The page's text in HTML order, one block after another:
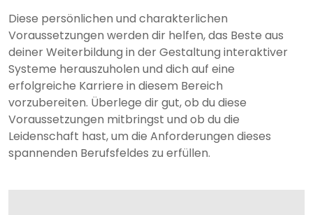
Diese persönlichen und charakterlichen
Voraussetzungen werden dir helfen, das Beste aus
deiner Weiterbildung in der Gestaltung interaktiver
Systeme herauszuholen und dich auf eine
erfolgreiche Karriere in diesem Bereich
vorzubereiten. Überlege dir gut, ob du diese
Voraussetzungen mitbringst und ob du die
Leidenschaft hast, um die Anforderungen dieses
spannenden Berufsfeldes zu erfüllen.